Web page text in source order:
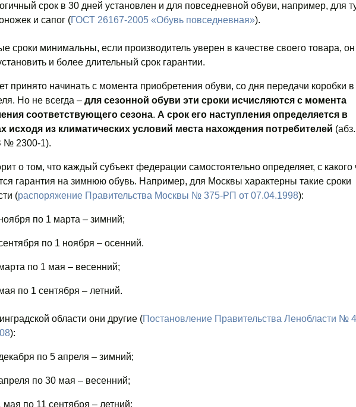
срок в 30 дней установлен и для повседневной обуви, например, для
и сапог (ГОСТ 26167-2005 «Обувь повседневная»).
сроки минимальны, если производитель уверен в качестве своего товара, он
и более длительный срок гарантии.
принято начинать с момента приобретения обуви, со дня передачи коробки в
Но не всегда – для сезонной обуви эти сроки исчисляются с момента
соответствующего сезона. А срок его наступления определяется в
исходя из климатических условий места нахождения потребителей
№ 2300-1).
о том, что каждый субъект федерации самостоятельно определяет, с какого
гарантия на зимнюю обувь. Например, для Москвы характерны такие сроки
(распоряжение Правительства Москвы № 375-РП от 07.04.1998):
по 1 марта – зимний;
по 1 ноября – осенний.
по 1 мая – весенний;
по 1 сентября – летний.
области они другие (Постановление Правительства Ленобласти №
):
по 5 апреля – зимний;
по 30 мая – весенний;
мая по 11 сентября – летний;